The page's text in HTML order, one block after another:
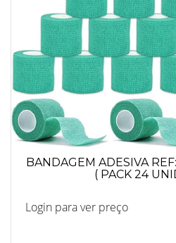
BANDAGEM ADESIVA
( PACK 24
Login para ver preço